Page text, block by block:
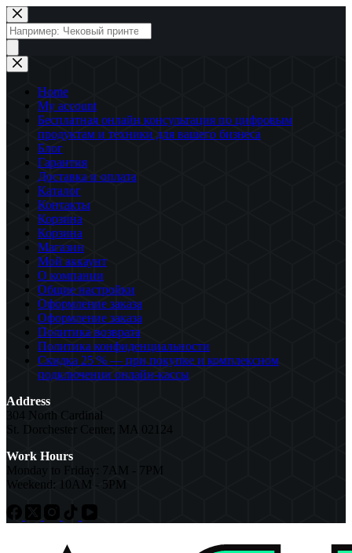
Перейти
к
сути
Поиск
товаров
Home
My account
Бесплатная онлайн консультация по цифровым
продуктам и техники для вашего бизнеса
Блог
Гарантия
Доставка и оплата
Каталог
Контакты
Корзина
Корзина
Магазин
Мой аккаунт
О компании
Общие настройки
Оформление заказа
Оформление заказа
Политика возврата
Политика конфиденциальности
Скидка 25 % — при покупке и комплексном
подключении онлайн-кассы
Address
304 North Cardinal
St. Dorchester Center, MA 02124
Work Hours
Monday to Friday: 7AM - 7PM
Weekend: 10AM - 5PM